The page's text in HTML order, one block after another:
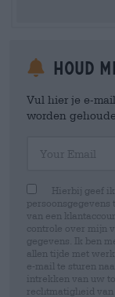
Houd
Vul hier je e-
worden
Hierbij geef
van een
controle over mijn
gegevens. Ik ben
allen tijde met
e-mail te sturen
intrekken van uw
rechtmatigheid